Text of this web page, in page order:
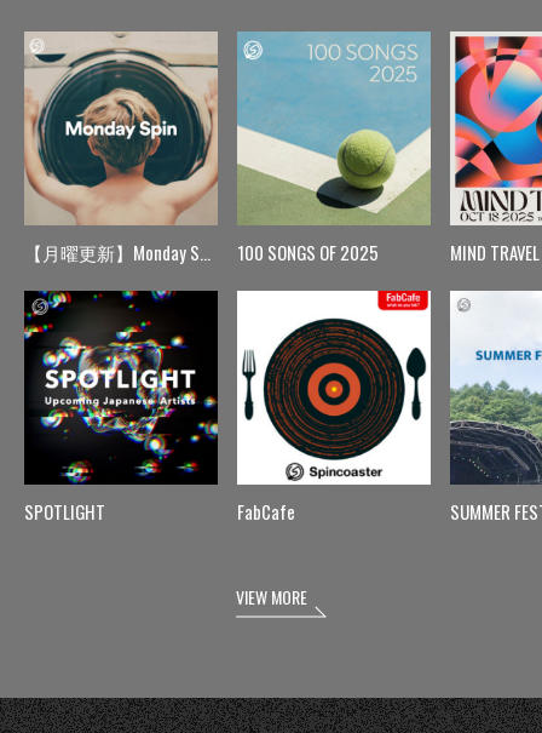
【月曜更新】Monday Spin
SPOTLIGHT
100 SONGS OF 2025
FabCafe
MIND TRAVEL
SUMMER
VIEW MORE